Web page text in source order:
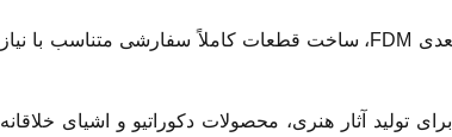
یکی دیگر از کاربردهای پرینتر سه بعدی FDM، ساخت قطعات کاملاً سفارشی متناسب با نیاز
طراحان و هنرمندان از پرینتر سه بعدی FDM برای تولید آثار هنری، محصولات دکوراتیو و اشیای خلاقانه